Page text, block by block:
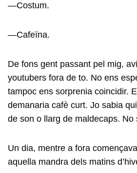
—Costum.
—Cafeïna.
De fons gent passant pel mig,
youtubers fora de to. No ens
tampoc ens sorprenia coincidir.
demanaria cafè curt. Jo sabia
de son o llarg de maldecaps. No
Un dia, mentre a fora
aquella mandra dels matins